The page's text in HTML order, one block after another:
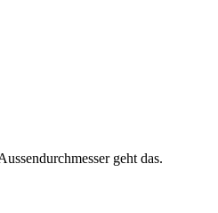
geht das.